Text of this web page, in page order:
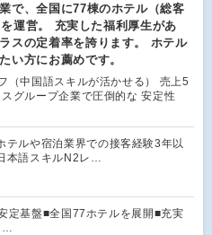
で、全国に77棟のホテル（総客
運営。 充実した福利厚生があ
スの定着率を誇ります。 ホテル
い方にお薦めです。
（中国語スキルが活かせる） 売上5
グループ企業で圧倒的な 安定性
テルや宿泊業界での接客経験3年以
本語スキルN2レ…
定基盤■全国77ホテルを展開■充実
…